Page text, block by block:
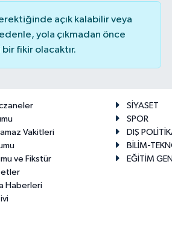
açık kalabilir veya
yola çıkmadan önce
fikir olacaktır.
Vakitleri
ve Fikstür
Haberleri
SİYASET
SPOR
DIŞ
BİLİM-
EĞİTİM